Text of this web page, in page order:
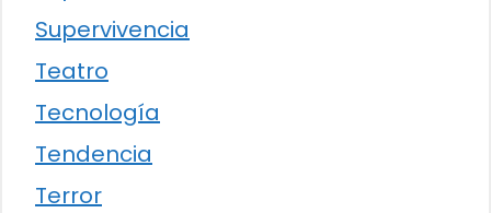
Supervivencia
Teatro
Tecnología
Tendencia
Terror